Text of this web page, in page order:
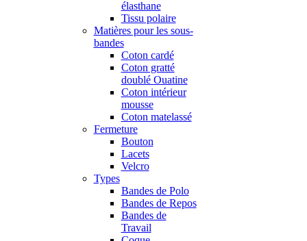
élasthane
Tissu polaire
Matières pour les sous-
bandes
Coton cardé
Coton gratté
doublé Ouatine
Coton intérieur
mousse
Coton matelassé
Fermeture
Bouton
Lacets
Velcro
Types
Bandes de Polo
Bandes de Repos
Bandes de
Travail